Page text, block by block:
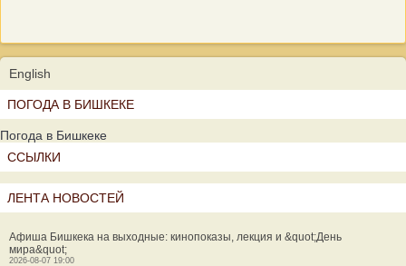
English
ПОГОДА В БИШКЕКЕ
Погода в Бишкеке
ССЫЛКИ
ЛЕНТА НОВОСТЕЙ
Афиша Бишкека на выходные: кинопоказы, лекция и &quot;День
мира&quot;
2026-08-07 19:00